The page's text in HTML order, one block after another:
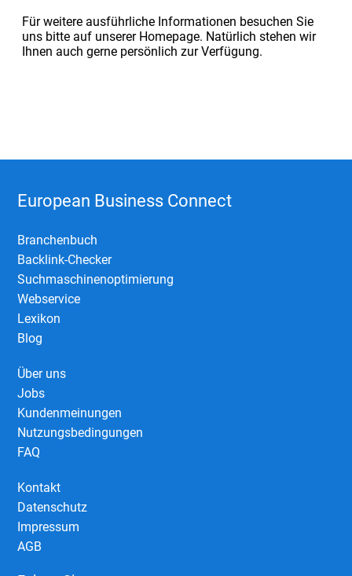
Für weitere ausführliche Informationen besuchen Sie
uns bitte auf unserer Homepage. Natürlich stehen wir
Ihnen auch gerne persönlich zur Verfügung.
European Business Connect
Branchenbuch
Backlink-Checker
Suchmaschinenoptimierung
Webservice
Lexikon
Blog
Über uns
Jobs
Kundenmeinungen
Nutzungsbedingungen
FAQ
Kontakt
Datenschutz
Impressum
AGB